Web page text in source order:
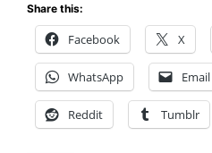
a
Roblox:
y
Share this:
Facebook X
WhatsApp Email
Reddit Tumblr